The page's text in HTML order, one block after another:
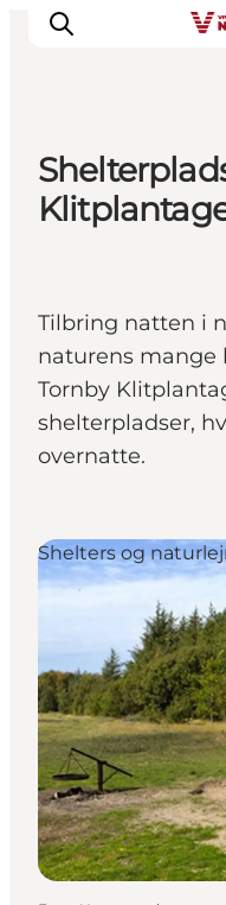
Feriesteder
Inspiration
Overnatning
Planlæg din
Tilbring natten i
naturens mange
Tornby
shelterpladser,
overnatte.
Shelters og